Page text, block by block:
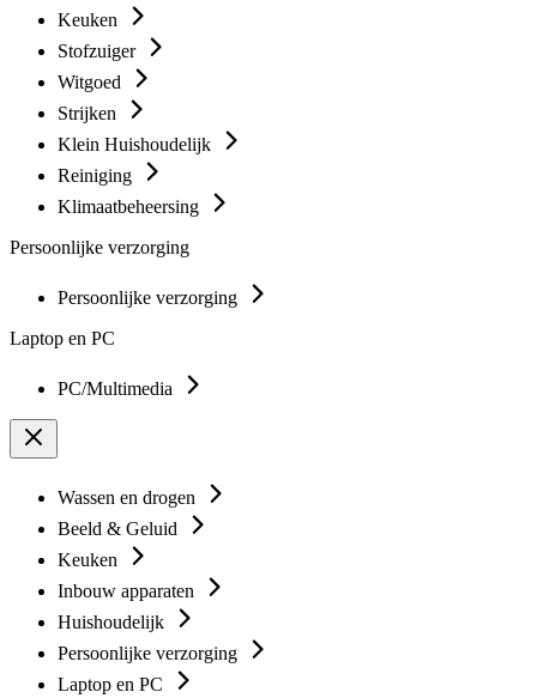
Keuken
Stofzuiger
Witgoed
Strijken
Klein Huishoudelijk
Reiniging
Klimaatbeheersing
Persoonlijke verzorging
Persoonlijke verzorging
Laptop en PC
PC/Multimedia
Wassen en drogen
Beeld & Geluid
Keuken
Inbouw apparaten
Huishoudelijk
Persoonlijke verzorging
Laptop en PC